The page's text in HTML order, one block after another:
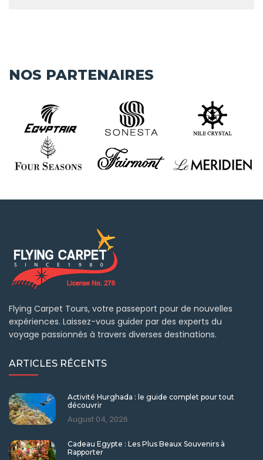
NOS PARTENAIRES
Flying Carpet Tours, votre passeport pour de nouvelles
expériences. Laissez-vous guider par des experts du
voyage passionnés à travers diverses destinations.
ARTICLES RÉCENTS
Activité Hurghada : le guide complet pour tout
découvrir
August 04, 2026
Cadeau Egypte : Les Plus Beaux Souvenirs à
Rapporter